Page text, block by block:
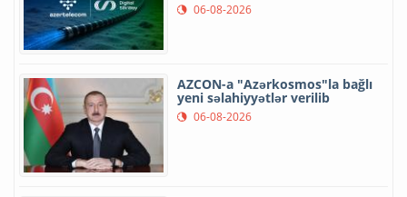
06-08-2026
AZCON-a "Azərkosmos"la bağlı
yeni səlahiyyətlər verilib
06-08-2026